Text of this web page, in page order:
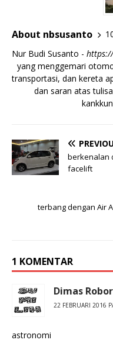
About nbsusanto
Nur Budi Susanto -
yang menggemari
transportasi, dan kereta
dan saran atas
berkenalan
facelift
terbang dengan Air
1 KOMENTAR
Dimas
22 FEBRUARI 2016
astronomi